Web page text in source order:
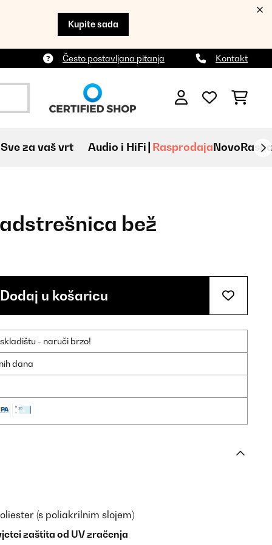
Kupite sada
Često postavljana pitanja Kontakt
Sve za vaš vrt Audio i HiFi RasprodajaNovo
bež
Dodaj u košaricu
- naruči brzo!
dana
(s poliakrilnim slojem)
zaštita od UV zračenja